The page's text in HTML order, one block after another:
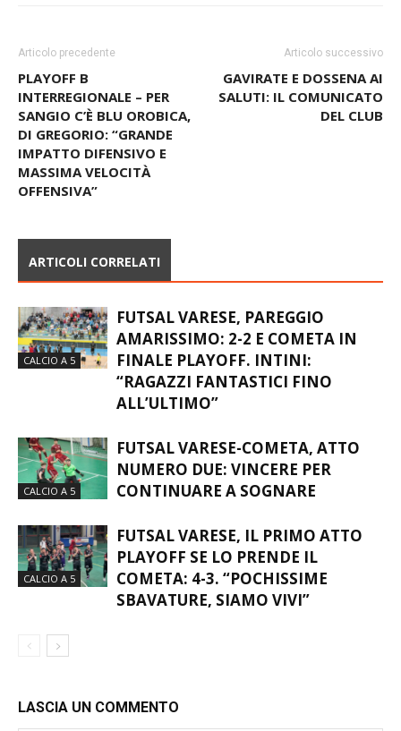
Articolo precedente
PLAYOFF B
INTERREGIONALE – PER
SANGIO C’È BLU OROBICA,
DI GREGORIO: “GRANDE
IMPATTO DIFENSIVO E
Articolo successivo
GAVIRATE E DOSSENA AI
FUTSAL VARESE, PAREGGIO
AMARISSIMO: 2-2 E COMETA IN
FINALE PLAYOFF. INTINI:
“RAGAZZI FANTASTICI FINO
CALCIO A 5
FUTSAL VARESE-COMETA, ATTO
NUMERO DUE: VINCERE PER
FUTSAL VARESE, IL PRIMO ATTO
PLAYOFF SE LO PRENDE IL
COMETA: 4-3. “POCHISSIME